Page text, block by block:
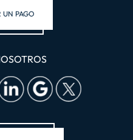
UN PAGO